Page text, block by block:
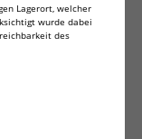
Lagerort, welcher
wurde dabei
des